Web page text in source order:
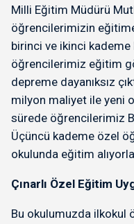
Milli Eğitim Müdürü
öğrencilerimizin
birinci ve ikinci
öğrencilerimiz eğitim
depreme dayanıksız
milyon maliyet ile yeni
sürede öğrencilerimiz
Üçüncü kademe özel
okulunda eğitim
Çınarlı Özel Eğitim
Bu okulumuzda ilkokul